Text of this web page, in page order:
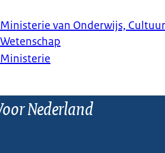
Ministerie van Onderwijs,
Wetenschap
Ministerie
Nederland